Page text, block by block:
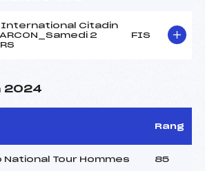
International Citadin
2
FIS
2024
Rang
National Tour Hommes 85